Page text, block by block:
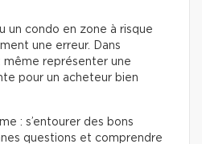
un condo en zone à risque
une erreur. Dans
même représenter une
pour un acheteur bien
: s’entourer des bons
questions et comprendre